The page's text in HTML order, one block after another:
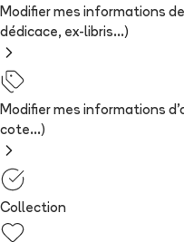
Modifier mes informations
dédicace, ex-libris...)
Modifier mes informations
cote...)
Collection